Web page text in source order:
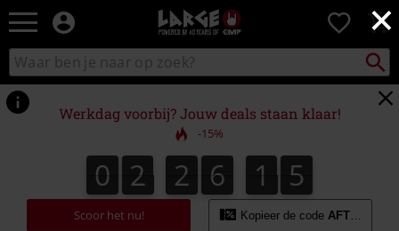
×
Large
–
Muziek-,
en
gaming-
merch
+
alternatieve
kleding
0
Zoek
in
catalogus
zoeken
Werkdag voorbij? Jouw deals staan klaar!
-15%
0
0 2
2 2
2 6
6 1
1
1
1 3
4
3
5
4
Scoor het nu! Kopieer de code